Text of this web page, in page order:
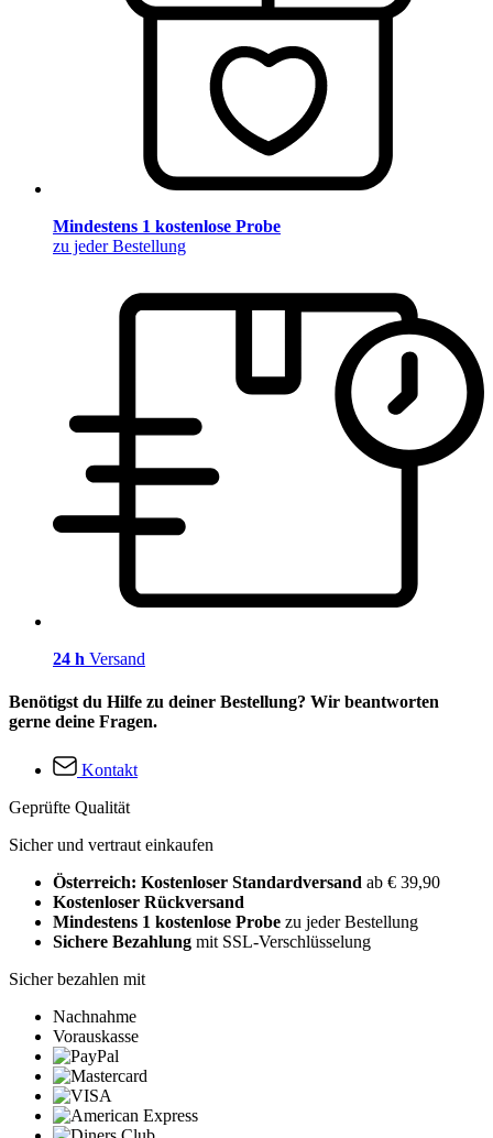
Mindestens 1 kostenlose Probe
zu jeder Bestellung
24 h Versand
Benötigst du Hilfe zu deiner Bestellung? Wir beantworten
gerne deine Fragen.
Kontakt
Geprüfte Qualität
Sicher und vertraut einkaufen
Österreich: Kostenloser Standardversand ab € 39,90
Kostenloser Rückversand
Mindestens 1 kostenlose Probe zu jeder Bestellung
Sichere Bezahlung mit SSL-Verschlüsselung
Sicher bezahlen mit
Nachnahme
Vorauskasse